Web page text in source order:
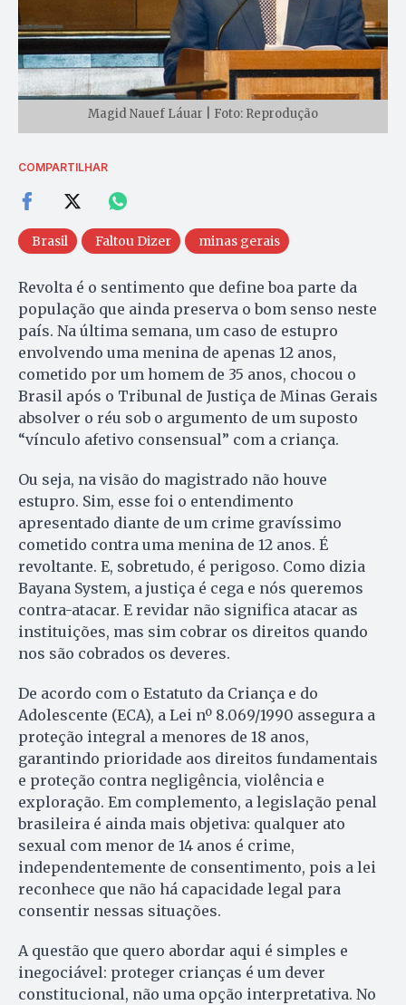
Magid Nauef Láuar | Foto: Reprodução
COMPARTILHAR
Brasil Faltou Dizer minas gerais
Revolta é o sentimento que define boa parte da
população que ainda preserva o bom senso neste
país. Na última semana, um caso de estupro
envolvendo uma menina de apenas 12 anos,
cometido por um homem de 35 anos, chocou o
Brasil após o Tribunal de Justiça de Minas Gerais
absolver o réu sob o argumento de um suposto
“vínculo afetivo consensual” com a criança.
Ou seja, na visão do magistrado não houve
estupro. Sim, esse foi o entendimento
apresentado diante de um crime gravíssimo
cometido contra uma menina de 12 anos. É
revoltante. E, sobretudo, é perigoso. Como dizia
Bayana System, a justiça é cega e nós queremos
contra-atacar. E revidar não significa atacar as
instituições, mas sim cobrar os direitos quando
nos são cobrados os deveres.
De acordo com o Estatuto da Criança e do
Adolescente (ECA), a Lei nº 8.069/1990 assegura a
proteção integral a menores de 18 anos,
garantindo prioridade aos direitos fundamentais
e proteção contra negligência, violência e
exploração. Em complemento, a legislação penal
brasileira é ainda mais objetiva: qualquer ato
sexual com menor de 14 anos é crime,
independentemente de consentimento, pois a lei
reconhece que não há capacidade legal para
consentir nessas situações.
A questão que quero abordar aqui é simples e
inegociável: proteger crianças é um dever
constitucional, não uma opção interpretativa. No